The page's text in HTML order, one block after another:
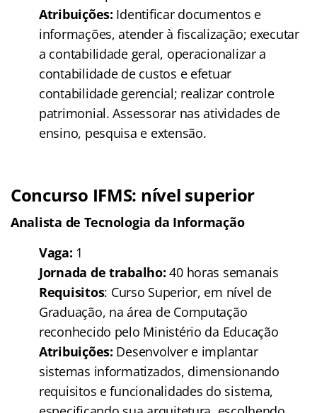
Atribuições: Identificar documentos e
informações, atender à fiscalização; executar
a contabilidade geral, operacionalizar a
contabilidade de custos e efetuar
contabilidade gerencial; realizar controle
patrimonial. Assessorar nas atividades de
ensino, pesquisa e extensão.
Concurso IFMS: nível superior
Analista de Tecnologia da Informação
Vaga: 1
Jornada de trabalho: 40 horas semanais
Requisitos: Curso Superior, em nível de
Graduação, na área de Computação
reconhecido pelo Ministério da Educação
Atribuições: Desenvolver e implantar
sistemas informatizados, dimensionando
requisitos e funcionalidades do sistema,